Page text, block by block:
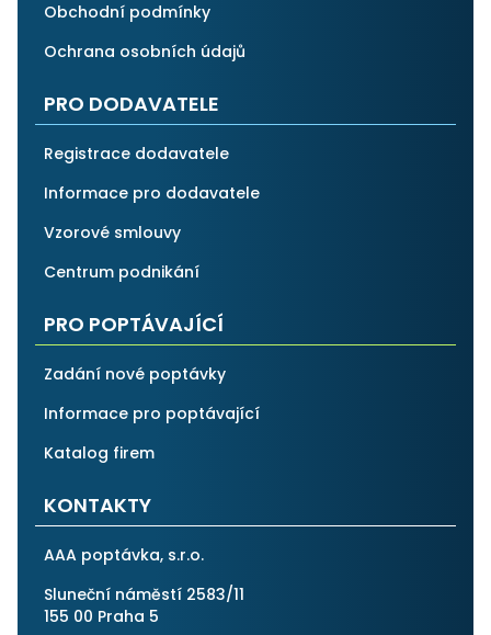
Obchodní podmínky
Ochrana osobních údajů
PRO DODAVATELE
Registrace dodavatele
Informace pro dodavatele
Vzorové smlouvy
Centrum podnikání
PRO POPTÁVAJÍCÍ
Zadání nové poptávky
Informace pro poptávající
Katalog firem
KONTAKTY
AAA poptávka, s.r.o.
Sluneční náměstí 2583/11
155 00 Praha 5